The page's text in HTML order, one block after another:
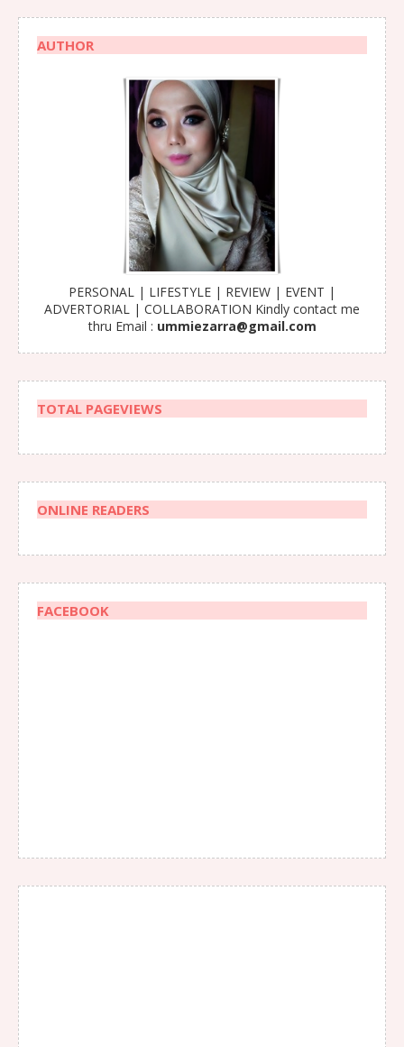
AUTHOR
PERSONAL | LIFESTYLE | REVIEW | EVENT |
ADVERTORIAL | COLLABORATION Kindly contact me
thru Email : ummiezarra@gmail.com
TOTAL PAGEVIEWS
ONLINE READERS
FACEBOOK